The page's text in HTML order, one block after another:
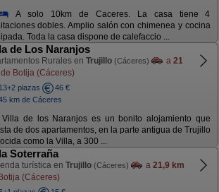
A solo 10km de Caceres. La casa tiene 4
dobles. Amplio salón con chimenea y cocina
Toda la casa dispone de calefaccio ...
de Los Naranjos
Rurales en Trujillo (Cáceres) a 21
de Botija (Cáceres)
13+2 plazas
46 €
km de Cáceres
Villa de los Naranjos es un bonito alojamiento que
de dos apartamentos, en la parte antigua de Trujillo
como la Villa, a 300 ...
Soterraña
turística en Trujillo (Cáceres) a 21,9 km
(Cáceres)